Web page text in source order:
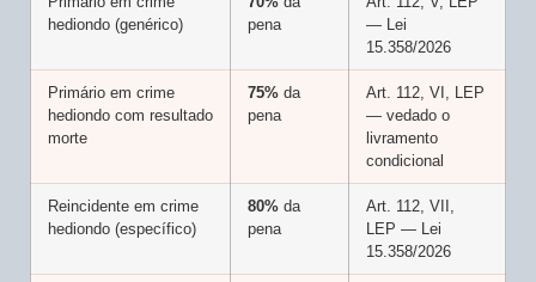
hediondo (genérico)
pena
— Lei
15.358/2026
Primário em crime
hediondo com resultado
morte
75% da
pena
Art. 112, VI, LEP
— vedado o
livramento
condicional
Reincidente em crime
hediondo (específico)
80% da
pena
Art. 112, VII,
LEP — Lei
15.358/2026